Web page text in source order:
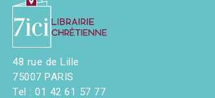
48 rue de Lille
75007 PARIS
Tel : 01 42 61 57 77